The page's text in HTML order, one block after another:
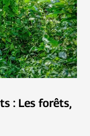
: Les forêts,